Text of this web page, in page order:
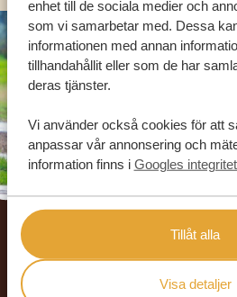
enhet till de sociala medier och
som vi samarbetar med. Dessa
informationen med annan
tillhandahållit eller som de har
deras tjänster.
Vi använder också cookies för att
anpassar vår annonsering och
information finns i Googles
Tillåt alla
Visa detaljer
Footer
VÅRA KUNDER
AFRIKA SAFARI RESOR